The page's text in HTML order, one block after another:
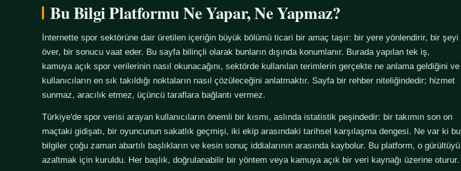
Bu Bilgi Platformu Ne Yapar, Ne Yapmaz?
İnternette spor sektörüne dair üretilen içeriğin büyük bölümü ticari bir amaç taşır: bir yere yönlendirir, bir şeyi
över, bir sonucu vaat eder. Bu sayfa bilinçli olarak bunların dışında konumlanır. Burada yapılan tek iş,
kamuya açık spor verilerinin nasıl okunacağını, sektörde kullanılan terimlerin gerçekte ne anlama geldiğini ve
kullanıcıların en sık takıldığı noktaların nasıl çözüleceğini anlatmaktır. Sayfa bir rehber niteliğindedir; hizmet
sunmaz, aracılık etmez, üçüncü taraflara bağlantı vermez.
Türkiye'de spor verisi arayan kullanıcıların önemli bir kısmı, aslında istatistik peşindedir: bir takımın son on
maçtaki gidişatı, bir oyuncunun sakatlık geçmişi, iki ekip arasındaki tarihsel karşılaşma dengesi. Ne var ki bu
bilgiler çoğu zaman abartılı başlıkların ve kesin sonuç iddialarının arasında kaybolur. Bu platform, o gürültüyü
azaltmak için kuruldu. Her başlık, doğrulanabilir bir yöntem veya kamuya açık bir veri kaynağı üzerine oturur.